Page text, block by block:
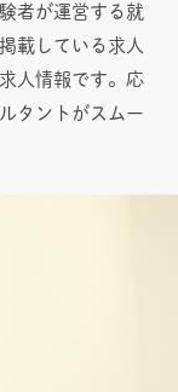
者が運営する就
載している求人
人情報です。応
タントがスムー